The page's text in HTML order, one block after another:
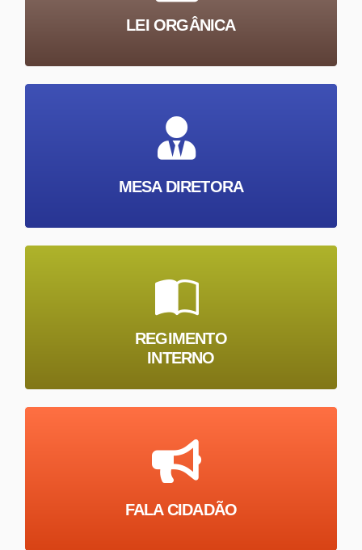
LEI ORGÂNICA
MESA DIRETORA
REGIMENTO
INTERNO
FALA CIDADÃO